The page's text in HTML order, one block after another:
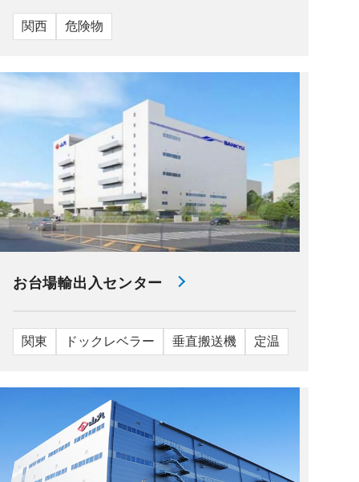
関西 危険物
お台場輸出入センター
関東 ドックレベラー 垂直搬送機 定温